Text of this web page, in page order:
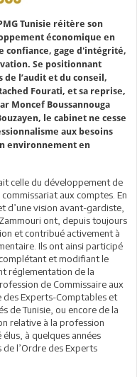
Tunisie réitère son
économique en
confiance, gage d'intégrité,
Se positionnant
l’audit et du conseil,
Fourati, et sa reprise,
Moncef Boussannouga
le cabinet ne cesse
aux besoins
environnement en
celle du développement de
aux comptes. En
d’une vision avant-gardiste,
ont, depuis toujours
et contribué activement à
Ils ont ainsi participé
et modifiant le
réglementation de la
de Commissaire aux
des Experts-Comptables et
de Tunisie, ou encore de la
relative à la profession
à quelques années
l’Ordre des Experts